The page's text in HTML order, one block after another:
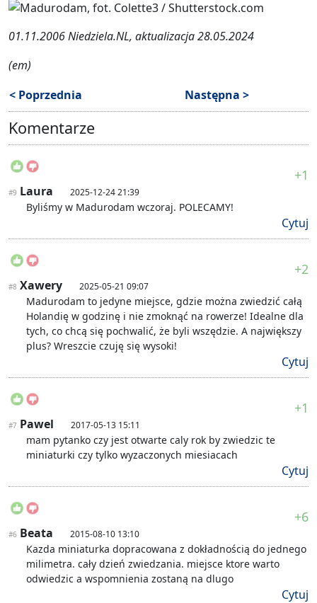
01.11.2006 Niedziela.NL, aktualizacja 28.05.2024
(em)
< Poprzednia
Następna >
Komentarze
+1
#9 Laura 2025-12-24 21:39
Byliśmy w Madurodam wczoraj. POLECAMY!
Cytuj
+2
#8 Xawery 2025-05-21 09:07
Madurodam to jedyne miejsce, gdzie można zwiedzić całą
Holandię w godzinę i nie zmoknąć na rowerze! Idealne dla
tych, co chcą się pochwalić, że byli wszędzie. A największy
plus? Wreszcie czuję się wysoki!
Cytuj
+1
#7 Pawel 2017-05-13 15:11
mam pytanko czy jest otwarte caly rok by zwiedzic te
miniaturki czy tylko wyzaczonych miesiacach
Cytuj
+6
#6 Beata 2015-08-10 13:10
Kazda miniaturka dopracowana z dokładnością do jednego
milimetra. cały dzień zwiedzania. miejsce ktore warto
odwiedzic a wspomnienia zostaną na dlugo
Cytuj